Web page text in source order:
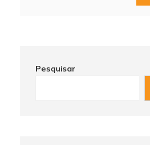
Pesquisar